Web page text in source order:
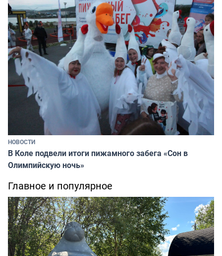
НОВОСТИ
В Коле подвели итоги пижамного забега «Сон в
Олимпийскую ночь»
Главное и популярное